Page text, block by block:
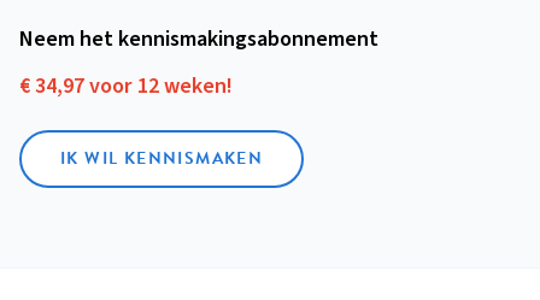
Neem het kennismakings­abonnement
€ 34,97 voor 12 weken!
IK WIL KENNISMAKEN